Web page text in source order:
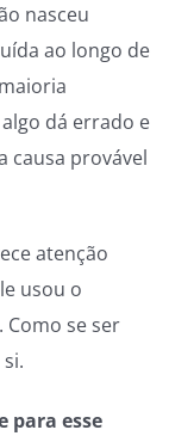
nasceu
ao longo de
dá errado e
causa provável
atenção
usou o
se ser
para esse